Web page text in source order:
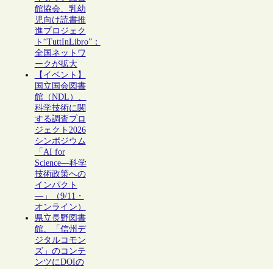
館協会、乳幼
児向け読書推
進プロジェク
ト“TuttInLibro”：
全国ネットワ
ークが拡大
【イベント】
国立国会図書
館（NDL）、
科学技術に関
する調査プロ
ジェクト2026
シンポジウム
「AI for
Science―科学
技術政策への
インパクト
―」（9/11・
オンライン）
県立長野図書
館、「信州デ
ジタルコモン
ズ」のコンテ
ンツにDOIの